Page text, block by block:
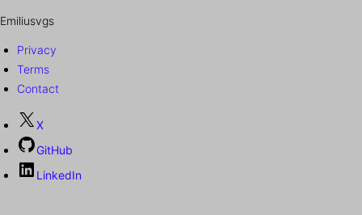
Emiliusvgs
Privacy
Terms
Contact
X
GitHub
LinkedIn